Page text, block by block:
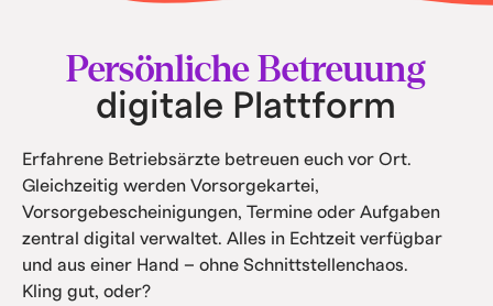
und Service.
Persönliche Betreuung
digitale Plattform
Erfahrene Betriebsärzte betreuen euch vor Ort.
Gleichzeitig werden Vorsorgekartei,
Vorsorgebescheinigungen, Termine oder Aufgaben
zentral digital verwaltet. Alles in Echtzeit verfügbar
und aus einer Hand – ohne Schnittstellenchaos.
Kling gut, oder?